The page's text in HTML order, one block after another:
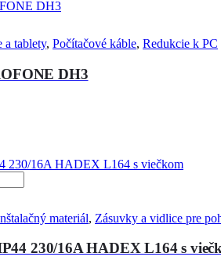
a tablety, Počítačové káble, Redukcie k PC
DH3
materiál, Zásuvky a vidlice pre
230/16A HADEX L164 s